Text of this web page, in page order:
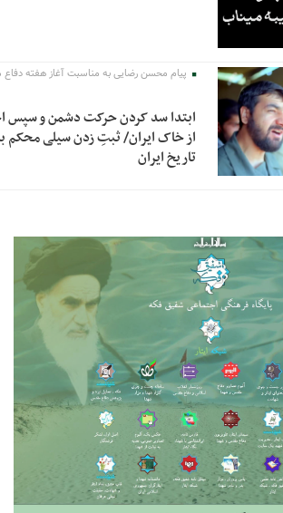
پیام محسن رضایی به مناسبت آغاز هفته
ابتدا سد کردن حرکت دشمن و سپس
از خاک ایران/ ثبتِ زدن سیلی محکم
تاریخ ایران